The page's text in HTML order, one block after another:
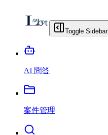
Toggle Sidebar
AI 問答
案件管理